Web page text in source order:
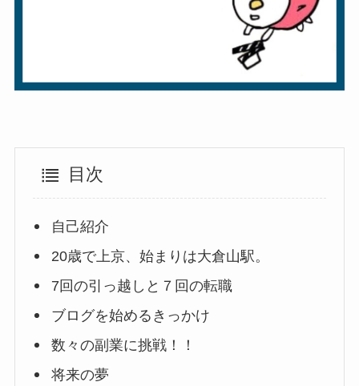
目次
自己紹介
20歳で上京、始まりは大倉山駅。
7回の引っ越しと７回の転職
ブログを始めるきっかけ
数々の副業に挑戦！！
将来の夢